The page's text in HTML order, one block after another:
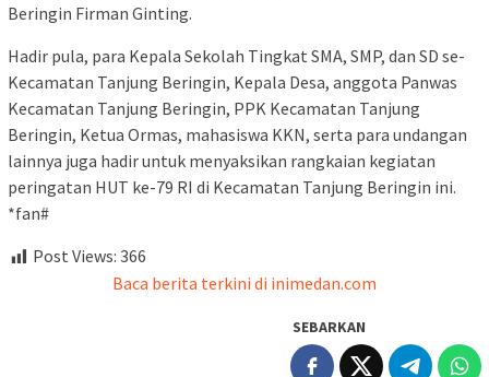
Beringin Firman Ginting.
Hadir pula, para Kepala Sekolah Tingkat SMA, SMP, dan SD se-
Kecamatan Tanjung Beringin, Kepala Desa, anggota Panwas
Kecamatan Tanjung Beringin, PPK Kecamatan Tanjung
Beringin, Ketua Ormas, mahasiswa KKN, serta para undangan
lainnya juga hadir untuk menyaksikan rangkaian kegiatan
peringatan HUT ke-79 RI di Kecamatan Tanjung Beringin ini.
*fan#
Post Views: 366
Baca berita terkini di inimedan.com
SEBARKAN